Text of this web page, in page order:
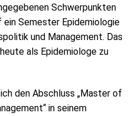
Schwerpunkten
ein Semester Epidemiologie
und Management. Das
als Epidemiologe zu
den Abschluss „Master of
in seinem